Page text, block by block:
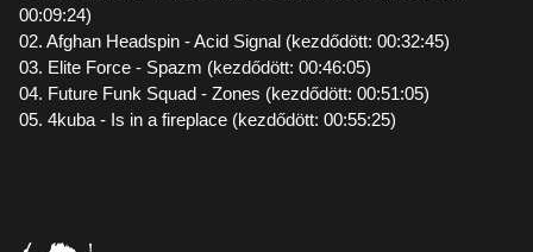
00:09:24)
02. Afghan Headspin - Acid Signal (kezdődött: 00:32:45)
03. Elite Force - Spazm (kezdődött: 00:46:05)
04. Future Funk Squad - Zones (kezdődött: 00:51:05)
05. 4kuba - Is in a fireplace (kezdődött: 00:55:25)